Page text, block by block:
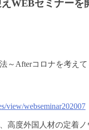
WEBセミナーを
～Afterコロナを考えて
view/webseminar202007
高度外国人材の定着